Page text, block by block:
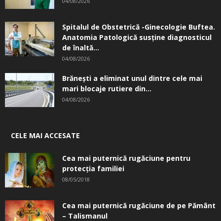
Spitalul de Obstetrică -Ginecologie Buftea.
Anatomia Patologică susţine diagnosticul
de înaltă...
04/08/2026
Brănești a eliminat unul dintre cele mai
mari blocaje rutiere din...
04/08/2026
CELE MAI ACCESATE
Cea mai puternică rugăciune pentru
protecția familiei
08/05/2018
Cea mai puternică rugăciune de pe Pământ
– Talismanul